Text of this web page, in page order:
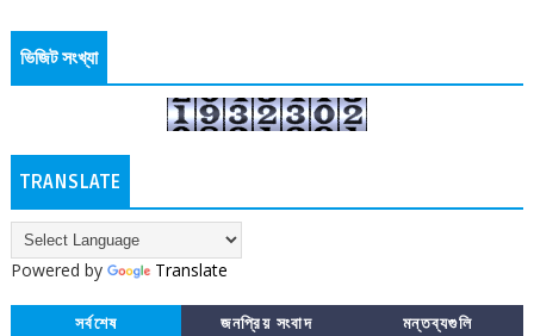
ভিজিট সংখ্যা
TRANSLATE
Powered by Translate
সর্বশেষ জনপ্রিয় সংবাদ মন্তব্যগুলি